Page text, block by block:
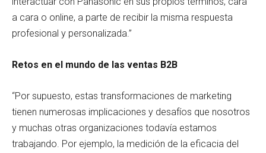
a cara o online, a parte de recibir la misma respuesta
profesional y personalizada.”
Retos en el mundo de las ventas B2B
“Por supuesto, estas transformaciones de marketing
tienen numerosas implicaciones y desafíos que nosotros
y muchas otras organizaciones todavía estamos
trabajando. Por ejemplo, la medición de la eficacia del